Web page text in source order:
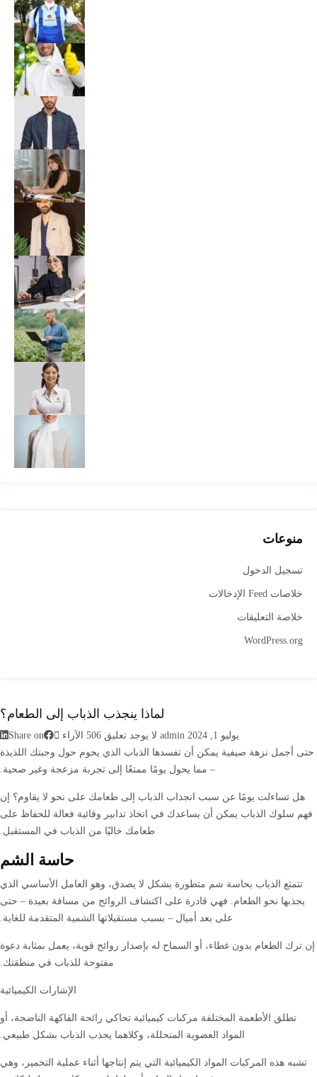
منوعات
تسجيل الدخول
خلاصات Feed الإدخالات
خلاصة التعليقات
WordPress.org
لماذا ينجذب الذباب إلى الطعام؟
يوليو 1, 2024 admin لا يوجد تعليق 506 الآراء
Share on
حتى أجمل نزهة صيفية يمكن أن تفسدها الذباب الذي يحوم حول وجبتك اللذيذة
– مما يحول يومًا ممتعًا إلى تجربة مزعجة وغير صحية.
هل تساءلت يومًا عن سبب انجذاب الذباب إلى طعامك على نحو لا يقاوم؟ إن
فهم سلوك الذباب يمكن أن يساعدك في اتخاذ تدابير وقائية فعالة للحفاظ على
طعامك خاليًا من الذباب في المستقبل.
حاسة الشم
تتمتع الذباب بحاسة شم متطورة بشكل لا يصدق، وهو العامل الأساسي الذي
يجذبها نحو الطعام. فهي قادرة على اكتشاف الروائح من مسافة بعيدة – حتى
على بعد أميال – بسبب مستقبلاتها الشمية المتقدمة للغاية.
إن ترك الطعام بدون غطاء، أو السماح له بإصدار روائح قوية، يعمل بمثابة دعوة
مفتوحة للذباب في منطقتك.
الإشارات الكيميائية
تطلق الأطعمة المختلفة مركبات كيميائية تحاكي رائحة الفاكهة الناضجة، أو
المواد العضوية المتحللة، وكلاهما يجذب الذباب بشكل طبيعي.
تشبه هذه المركبات المواد الكيميائية التي يتم إنتاجها أثناء عملية التخمير، وهي